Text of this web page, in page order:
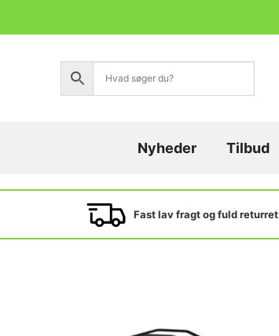
Nyheder Tilbud
Fast lav fragt og fuld returret